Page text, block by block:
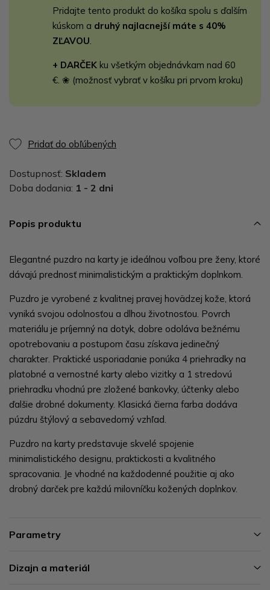
Pridajte tento produkt do košíka spolu s ďalším
kúskom a druhý najlacnejší máte s 40%
ZĽAVOU
+ DARČEK ku všetkým objednávkam nad 60
€. ❀ (možnosť vybrať v košíku pri prvom kroku)
Pridať do obľúbených
Dostupnosť: Skladem
Doba dodania: 1 - 2 dni
Popis produktu
Elegantné puzdro na karty je ideálnou voľbou pre ženy, ktoré
dávajú prednosť minimalistickým a praktickým doplnkom.
Puzdro je vyrobené z kvalitnej pravej hovädzej kože, ktorá
vyniká svojou odolnosťou a dlhou životnosťou. Povrch
materiálu je príjemný na dotyk, dobre odoláva bežnému
opotrebovaniu a postupom času získava jedinečný
charakter. Praktické usporiadanie ponúka 4 priehradky na
platobné a vernostné karty alebo vizitky a 1 stredovú
priehradku vhodnú pre zložené bankovky, účtenky alebo
ďalšie drobné dokumenty. Klasická čierna farba dodáva
púzdru štýlový a sebavedomý vzhľad.
Puzdro na karty predstavuje skvelé spojenie
minimalistického designu, praktickosti a kvalitného
spracovania. Je vhodné na každodenné použitie aj ako
drobný darček pre každú milovníčku kožených doplnkov.
Parametry
Dizajn a materiál